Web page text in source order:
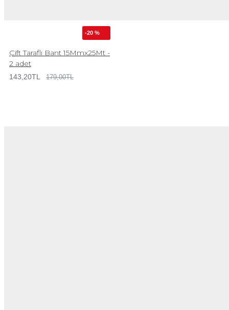
-20 %
Çift Taraflı Bant 15Mmx25Mt -
2 adet
143,20TL 179,00TL